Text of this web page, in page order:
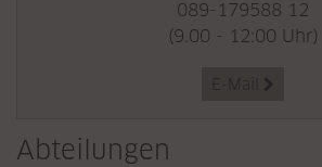
089-179588 12
(9.00 - 12:00 Uhr)
E-Mail 
Abteilungen